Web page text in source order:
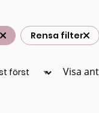
Rensa filter
Visa